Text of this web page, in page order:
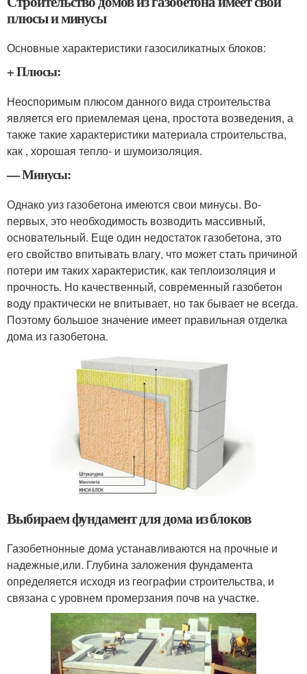
плюсы и минусы
Основные характеристики газосиликатных блоков:
+ Плюсы:
Неоспоримым плюсом данного вида строительства
является его приемлемая цена, простота возведения, а
также такие характеристики материала строительства,
как , хорошая тепло- и шумоизоляция.
— Минусы:
Однако уиз газобетона имеются свои минусы. Во-
первых, это необходимость возводить массивный,
основательный. Еще один недостаток газобетона, это
его свойство впитывать влагу, что может стать причиной
потери им таких характеристик, как теплоизоляция и
прочность. Но качественный, современный газобетон
воду практически не впитывает, но так бывает не всегда.
Поэтому большое значение имеет правильная отделка
дома из газобетона.
Выбираем фундамент для дома из блоков
Газобетнонные дома устанавливаются на прочные и
надежные,или. Глубина заложения фундамента
определяется исходя из географии строительства, и
связана с уровнем промерзания почв на участке.